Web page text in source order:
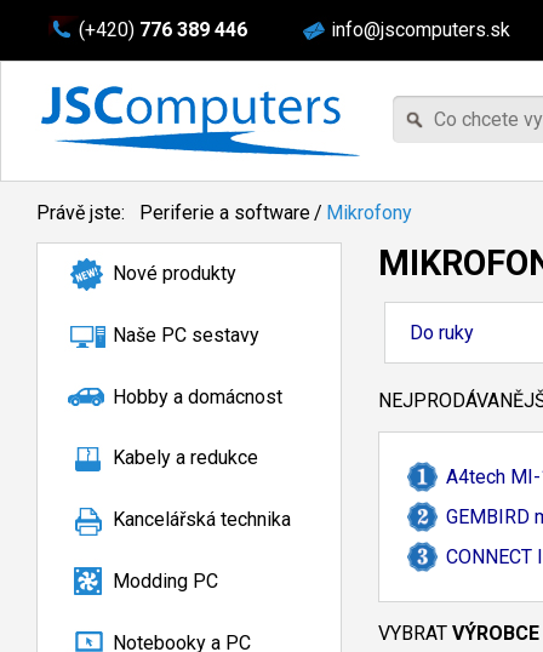
(+420) 776 389 446 info@jscomputers.sk
Právě jste: Periferie a software/ Mikrofony
Nové produkty
Naše PC sestavy
Hobby a domácnost
Kabely a redukce
Kancelářská technika
Modding PC
Notebooky a PC
Do ruky
A4tech MI-
GEMBIRD
CONNECT
VYBRAT VÝROBCE